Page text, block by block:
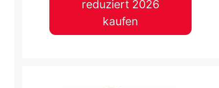
reduziert 2026
kaufen